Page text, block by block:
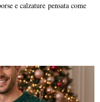
e calzature pensata come